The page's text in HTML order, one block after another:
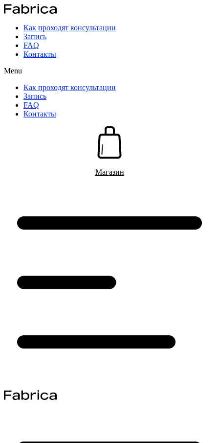
Перейти
содержимому
Как проходят консультации
Запись
FAQ
Контакты
Menu
Как проходят консультации
Запись
FAQ
Контакты
Магазин